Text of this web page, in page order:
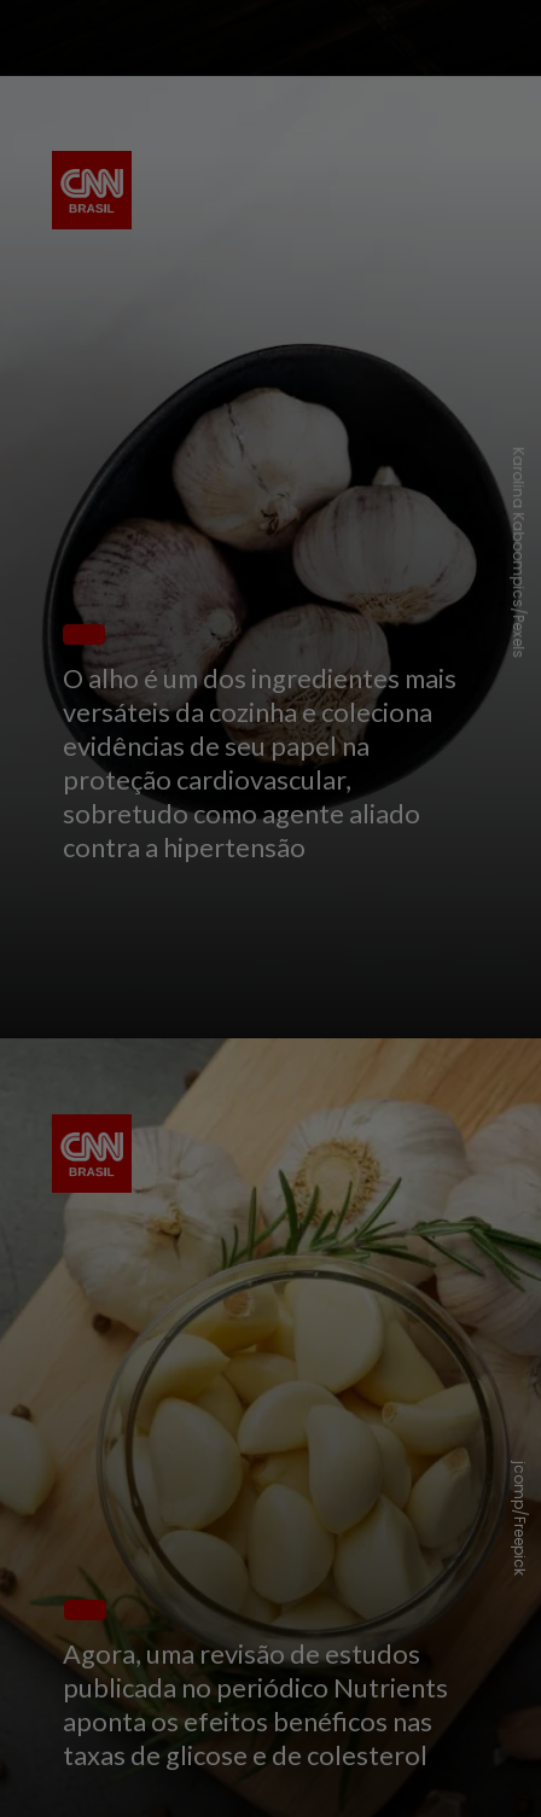
O alho é um dos ingredientes mais
versáteis da cozinha e coleciona
evidências de seu papel na
proteção cardiovascular,
sobretudo como agente aliado
contra a hipertensão
Karolina Kaboompics/Pexels
Agora, uma revisão de estudos
publicada no periódico Nutrients
aponta os efeitos benéficos nas
taxas de glicose e de colesterol
jcomp/Freepick